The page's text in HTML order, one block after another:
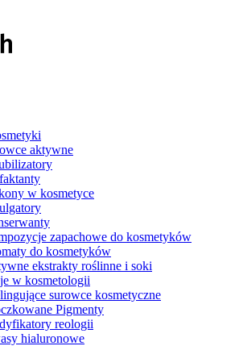
aktywne
w kosmetyce
zapachowe do kosmetyków
do kosmetyków
ekstrakty roślinne i soki
w kosmetologii
surowce kosmetyczne
Pigmenty
reologii
hialuronowe